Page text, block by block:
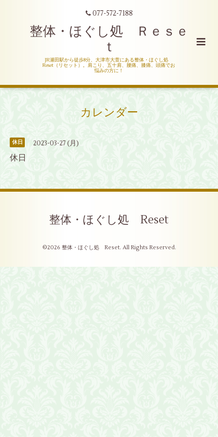
077-572-7188
整体・ほぐし処 Ｒｅｓｅ
ｔ
JR瀬田駅から徒歩8分、大津市大萱にある整体・ほぐし処
Reset（リセット）。肩こり、五十肩、腰痛、膝痛、頭痛でお
悩みの方に！
カレンダー
休日 2023-03-27 (月)
休日
整体・ほぐし処 Reset
©2026 整体・ほぐし処 Reset. All Rights Reserved.